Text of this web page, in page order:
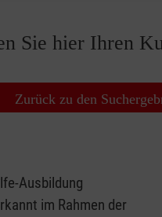
Sie hier Ihren
Zurück zu den
Ausbildung
im Rahmen der